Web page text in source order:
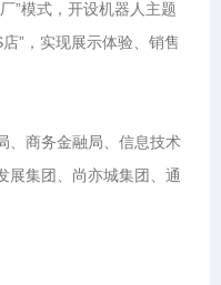
”模式，开设机器人主题
”，实现展示体验、销售
、商务金融局、信息技术
展集团、尚亦城集团、通